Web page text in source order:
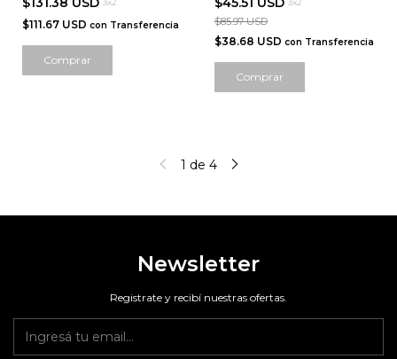
$111.67 USD con Transferencia
Comprar
$85.97 USD
$38.68 USD con Transferencia
Comprar
1 de 4
Newsletter
Registrate y recibí nuestras ofertas.